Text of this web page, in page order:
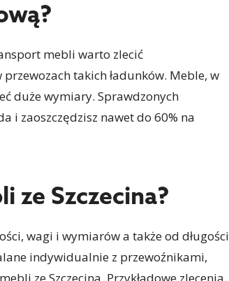
mebli warto zlecić
takich ładunków. Meble, w
duże wymiary. Sprawdzonych
i zaoszczędzisz nawet do 60% na
ze Szczecina?
wagi i wymiarów a także od długości
indywidualnie z przewoźnikami,
ze Szczecina. Przykładowe zlecenia,